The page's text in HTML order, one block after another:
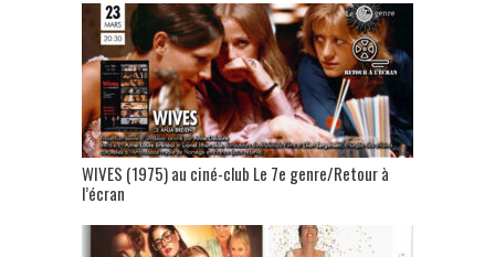
WIVES (1975) au ciné-club Le 7e genre/Retour à
l’écran